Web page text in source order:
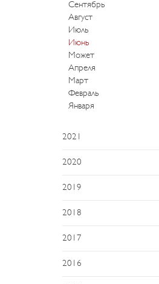
Сентябрь
Август
Июль
Июнь
Может
Апреля
Март
Февраль
Января
2021
2020
2019
2018
2017
2016